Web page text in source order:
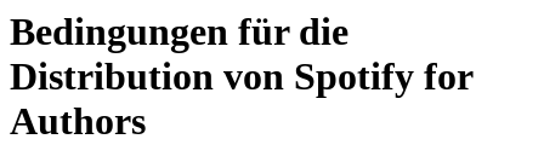
Bedingungen für die
Distribution von Spotify for
Authors